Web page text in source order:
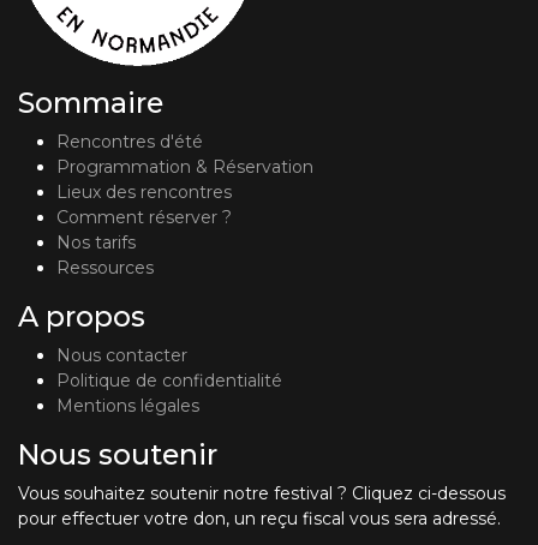
Sommaire
Rencontres d'été
Programmation & Réservation
Lieux des rencontres
Comment réserver ?
Nos tarifs
Ressources
A propos
Nous contacter
Politique de confidentialité
Mentions légales
Nous soutenir
Vous souhaitez soutenir notre festival ? Cliquez ci-dessous
pour effectuer votre don, un reçu fiscal vous sera adressé.